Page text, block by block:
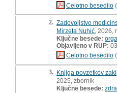
Celotno besedilo
2. Zadovoljstvo
Mirzeta Nuhić ,
Ključne besede:
Objavljeno v RUP:
Celotno besedilo
3. Knjiga povzetkov
2025, zbornik
Ključne besede: